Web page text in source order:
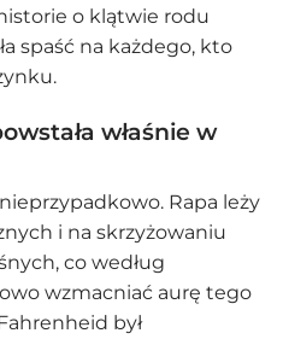
o klątwie rodu
spaść na każdego, kto
właśnie w
Rapa leży
i na skrzyżowaniu
co według
wzmacniać aurę tego
był